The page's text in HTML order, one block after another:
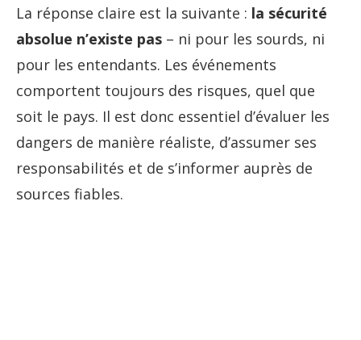
La réponse claire est la suivante : la sécurité
absolue n’existe pas – ni pour les sourds, ni
pour les entendants. Les événements
comportent toujours des risques, quel que
soit le pays. Il est donc essentiel d’évaluer les
dangers de manière réaliste, d’assumer ses
responsabilités et de s’informer auprès de
sources fiables.